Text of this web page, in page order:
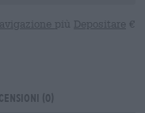
più Depositare €
(0)